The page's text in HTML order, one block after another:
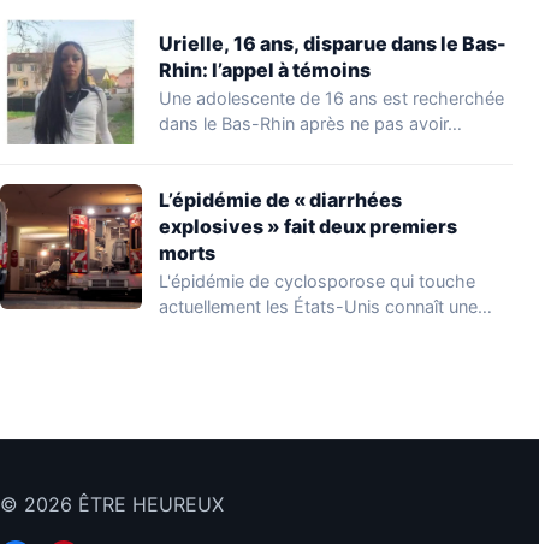
Urielle, 16 ans, disparue dans le Bas-
Rhin: l’appel à témoins
Une adolescente de 16 ans est recherchée
dans le Bas-Rhin après ne pas avoir…
L’épidémie de « diarrhées
explosives » fait deux premiers
morts
L'épidémie de cyclosporose qui touche
actuellement les États-Unis connaît une
© 2026 ÊTRE HEUREUX